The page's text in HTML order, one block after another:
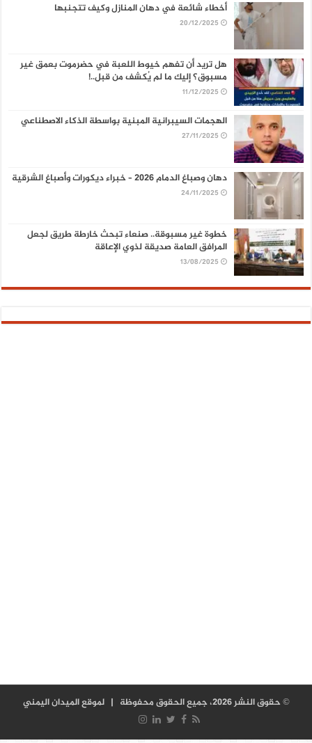
أخطاء شائعة في دهان المنازل وكيف تتجنبها
20/12/2025
هل تريد أن تفهم خيوط اللعبة في حضرموت بعمق غير
مسبوق؟ إليك ما لم يُكشف من قبل..!
11/12/2025
الهجمات السيبرانية المبنية بواسطة الذكاء الاصطناعي
27/11/2025
دهان وصباغ الدمام 2026 – خبراء ديكورات وأصباغ الشرقية
24/11/2025
خطوة غير مسبوقة.. صنعاء تبحث خارطة طريق لجعل
المرافق العامة صديقة لذوي الإعاقة
13/08/2025
© حقوق النشر 2026، جميع الحقوق محفوظة | لموقع الميدان اليمني